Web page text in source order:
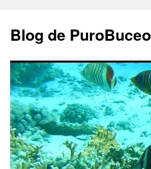
contenido
Blog de PuroBuceo